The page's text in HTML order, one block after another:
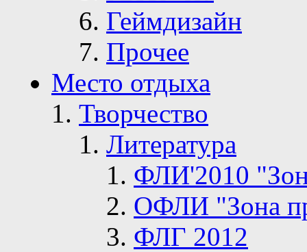
Геймдизайн
Прочее
Место отдыха
Творчество
Литература
ФЛИ'2010
ОФЛИ "Зона
ФЛГ 2012